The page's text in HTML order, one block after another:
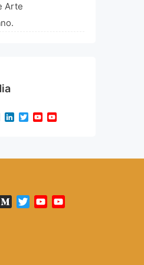
Arte
LinkedIn
LinkedIn
TwitterYouTube
LinkedInMediumTwitterYouTube